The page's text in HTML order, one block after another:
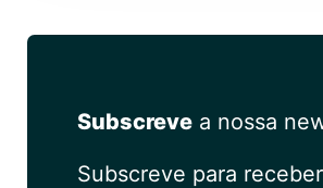
t
e
Subscreve a nossa
Subscreve para